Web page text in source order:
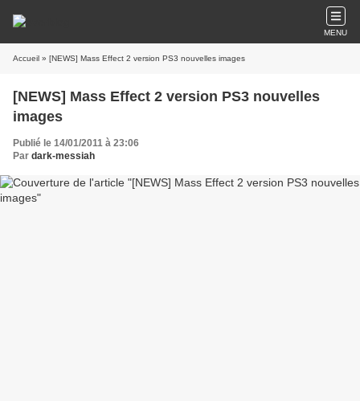
MENU
Accueil » [NEWS] Mass Effect 2 version PS3 nouvelles images
[NEWS] Mass Effect 2 version PS3 nouvelles
images
Publié le 14/01/2011 à 23:06
Par dark-messiah